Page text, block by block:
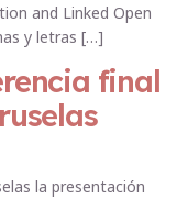
and Linked Open
y letras […]
final
la presentación